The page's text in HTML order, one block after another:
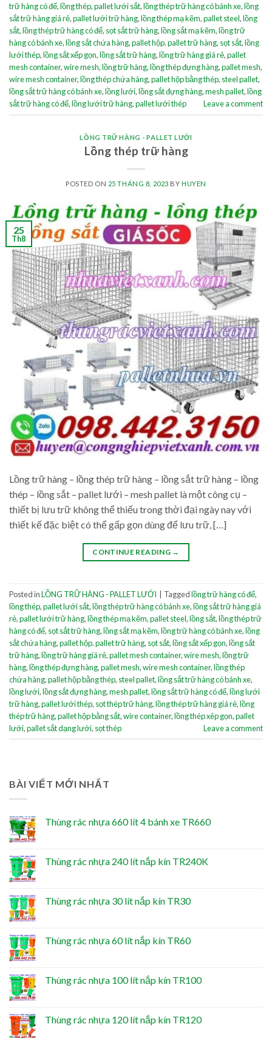
trữ hàng có đế,lồng thép,pallet lưới sắt,lồng thép trữ hàng có bánh xe,lồng
sắt trữ hàng giá rẻ,pallet lưới trữ hàng,lồng thép mạ kẽm,pallet steel,lồng
sắt,lồng thép trữ hàng có đế, sọt sắt trữ hàng,lồng sắt mạ kẽm,lồng trữ
hàng có bánh xe,lồng sắt chứa hàng,pallet hộp. pallet trữ hàng, sọt sắt,lồng
lưới thép,lồng sắt xếp gọn,lồng sắt trữ hàng,lồng trữ hàng giá rẻ,pallet
mesh container,wire mesh,lồng trữ hàng,lồng thép đựng hàng,pallet mesh,
wire mesh container,lồng thép chứa hàng,pallet hộp bằng thép, steel pallet,
lồng sắt trữ hàng có bánh xe,lồng lưới,lồng sắt đựng hàng,mesh pallet,lồng
sắt trữ hàng có đế,lồng lưới trữ hàng,pallet lưới thép Leave a comment
LỒNG TRỮ HÀNG - PALLET LƯỚI
Lồng thép trữ hàng
POSTED ON 25 THÁNG 8, 2023 BY HUYEN
25
Th8
Lồng trữ hàng – lồng thép trữ hàng – lồng sắt trữ hàng – lồng
thép – lồng sắt – pallet lưới – mesh pallet là một công cụ –
thiết bị lưu trữ không thể thiếu trong thời đại ngày nay với
thiết kế đặc biệt có thể gấp gọn dùng để lưu trữ, […]
CONTINUE READING →
Posted inLỒNG TRỮ HÀNG - PALLET LƯỚI Taggedlồng trữ hàng có đế,
lồng thép,pallet lưới sắt,lồng thép trữ hàng có bánh xe,lồng sắt trữ hàng giá
rẻ,pallet lưới trữ hàng,lồng thép mạ kẽm,pallet steel,lồng sắt,lồng thép trữ
hàng có đế, sọt sắt trữ hàng,lồng sắt mạ kẽm,lồng trữ hàng có bánh xe,lồng
sắt chứa hàng,pallet hộp. pallet trữ hàng, sọt sắt,lồng sắt xếp gọn,lồng sắt
trữ hàng,lồng trữ hàng giá rẻ,pallet mesh container,wire mesh,lồng trữ
hàng,lồng thép đựng hàng,pallet mesh,wire mesh container,lồng thép
chứa hàng,pallet hộp bằng thép, steel pallet,lồng sắt trữ hàng có bánh xe,
lồng lưới,lồng sắt đựng hàng,mesh pallet,lồng sắt trữ hàng có đế,lồng lưới
trữ hàng,pallet lưới thép, sọt thép trữ hàng,lồng thép trữ hàng giá rẻ,lồng
thép trữ hàng,pallet hộp bằng sắt,wire container,lồng thép xêp gọn,pallet
lưới,pallet sắt dạng lưới, sọt thép Leave a comment
BÀI VIẾT MỚI NHẤT
Thùng rác nhựa 660 lít 4 bánh xe TR660
Thùng rác nhựa 240 lít nắp kín TR240K
Thùng rác nhựa 30 lít nắp kín TR30
Thùng rác nhựa 60 lít nắp kín TR60
Thùng rác nhựa 100 lít nắp kín TR100
Thùng rác nhựa 120 lít nắp kín TR120